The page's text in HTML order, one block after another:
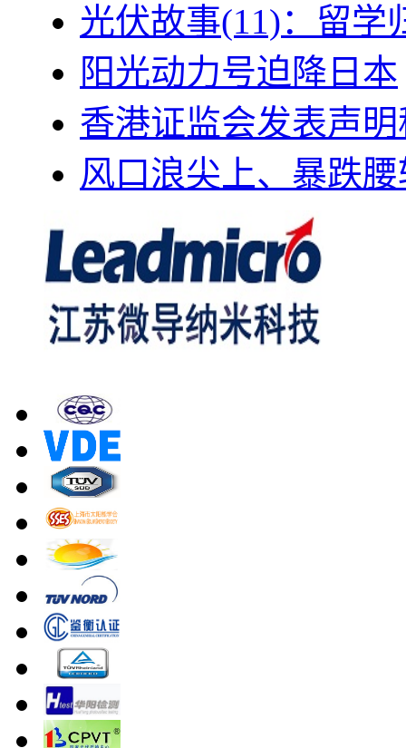
光伏故事(11)：留学
阳光动力号迫降日本
香港证监会发表声
风口浪尖上、暴跌